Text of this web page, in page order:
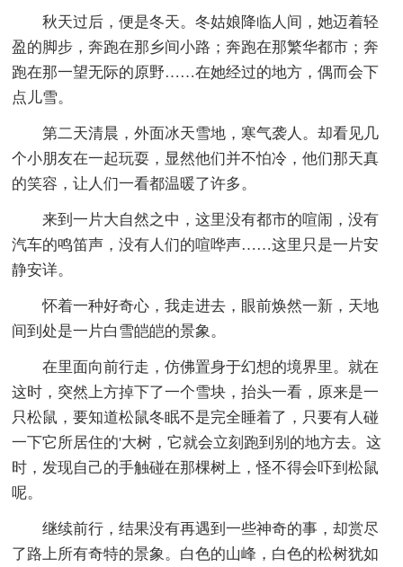
秋天过后，便是冬天。冬姑娘降临人间，她迈着轻
盈的脚步，奔跑在那乡间小路；奔跑在那繁华都市；奔
跑在那一望无际的原野……在她经过的地方，偶而会下
点儿雪。
第二天清晨，外面冰天雪地，寒气袭人。却看见几
个小朋友在一起玩耍，显然他们并不怕冷，他们那天真
的笑容，让人们一看都温暖了许多。
来到一片大自然之中，这里没有都市的喧闹，没有
汽车的鸣笛声，没有人们的喧哗声……这里只是一片安
静安详。
怀着一种好奇心，我走进去，眼前焕然一新，天地
间到处是一片白雪皑皑的景象。
在里面向前行走，仿佛置身于幻想的境界里。就在
这时，突然上方掉下了一个雪块，抬头一看，原来是一
只松鼠，要知道松鼠冬眠不是完全睡着了，只要有人碰
一下它所居住的'大树，它就会立刻跑到别的地方去。这
时，发现自己的手触碰在那棵树上，怪不得会吓到松鼠
呢。
继续前行，结果没有再遇到一些神奇的事，却赏尽
了路上所有奇特的景象。白色的山峰，白色的松树犹如